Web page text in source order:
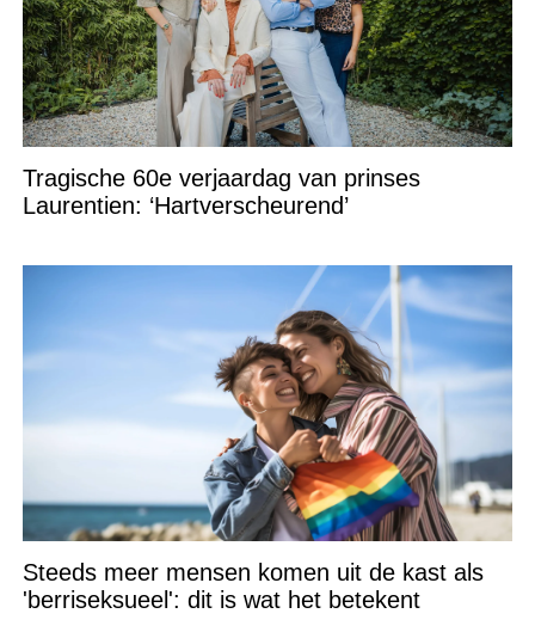
Tragische 60e verjaardag van prinses
Laurentien: ‘Hartverscheurend’
Steeds meer mensen komen uit de kast als
'berriseksueel': dit is wat het betekent